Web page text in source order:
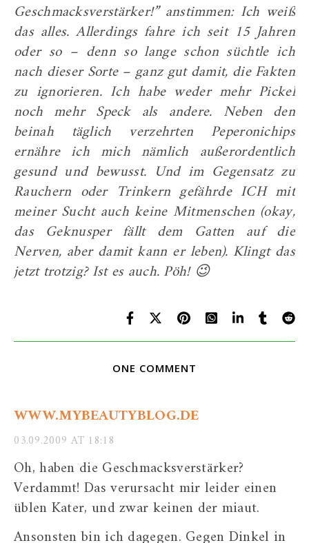
Geschmacksverstärker!” anstimmen: Ich weiß
das alles. Allerdings fahre ich seit 15 Jahren
oder so – denn so lange schon süchtle ich
nach dieser Sorte – ganz gut damit, die Fakten
zu ignorieren. Ich habe weder mehr Pickel
noch mehr Speck als andere. Neben den
beinah täglich verzehrten Peperonichips
ernähre ich mich nämlich außerordentlich
gesund und bewusst. Und im Gegensatz zu
Rauchern oder Trinkern gefährde ICH mit
meiner Sucht auch keine Mitmenschen (okay,
das Geknusper fällt dem Gatten auf die
Nerven, aber damit kann er leben). Klingt das
jetzt trotzig? Ist es auch. Pöh! 😉
ONE COMMENT
WWW.MYBEAUTYBLOG.DE
03.09.2009 AT 18:18
Oh, haben die Geschmacksverstärker?
Verdammt! Das verursacht mir leider einen
üblen Kater, und zwar keinen der miaut.
Ansonsten bin ich dagegen. Gegen Dinkel in